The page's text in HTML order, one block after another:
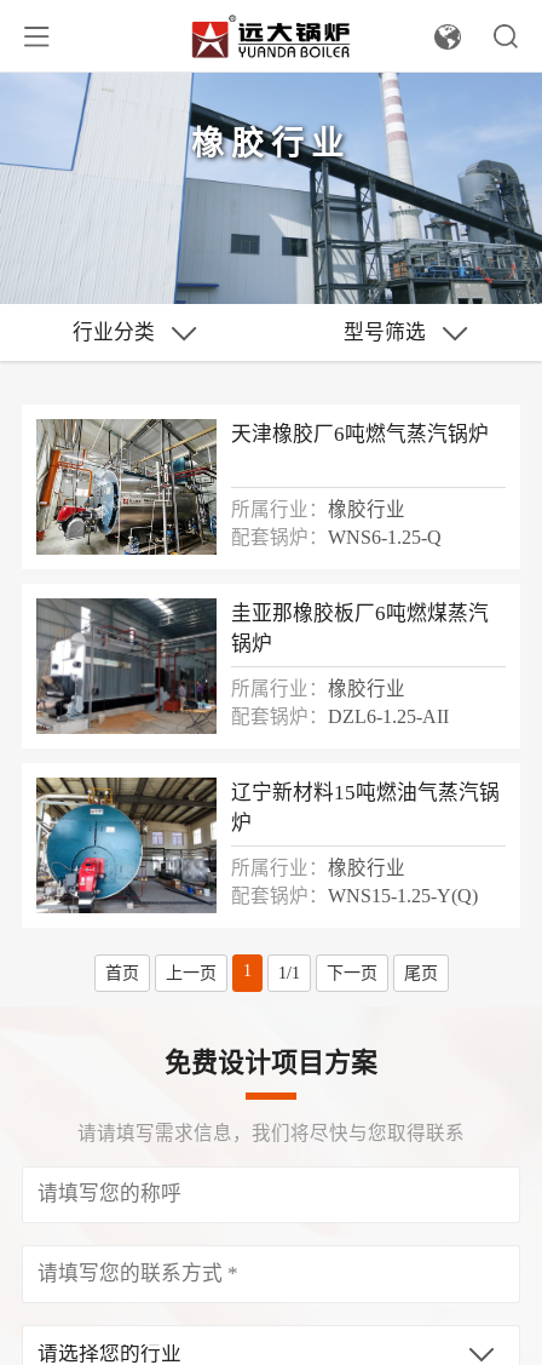
橡胶行业
行业分类 型号筛选
天津橡胶厂6吨燃气蒸汽锅炉
所属行业：橡胶行业
配套锅炉：WNS6-1.25-Q
圭亚那橡胶板厂6吨燃煤蒸汽
锅炉
所属行业：橡胶行业
配套锅炉：DZL6-1.25-AII
辽宁新材料15吨燃油气蒸汽锅
炉
所属行业：橡胶行业
配套锅炉：WNS15-1.25-Y(Q)
首页 上一页 1 1/1 下一页 尾页
免费设计项目方案
请请填写需求信息，我们将尽快与您取得联系